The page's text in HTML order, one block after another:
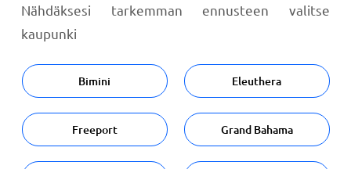
Nähdäksesi tarkemman ennusteen valitse
kaupunki
Bimini Eleuthera
Freeport Grand Bahama